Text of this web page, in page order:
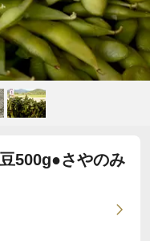
500g●さやのみ